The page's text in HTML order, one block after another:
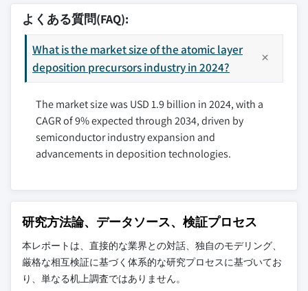
3.2.3 市場機会
3.2.3.1 より安全な前駆体代替品
3.2.3.2 技術プラットフォームの開発
3.3 成長可能性分析
3.4 規制環境
3.4.1 北米
3.4.2 欧州
3.4.3 アジア太平洋
3.4.4 ラテンアメリカ
3.5 ポーターの5フォース分析
3.6 PESTEL分析
3.7 価格動向
3.7.1 地域別
3.7.2 前駆体化学物質タイプ別
4.6.2 パートナーシップと提携
4.6.3 新製品発売
4.6.4 拡大計画
6.3 太陽光発電
6.4 医療機器とバイオメディカル用途
6.5 触媒とエネルギー用途
6.6 新興用途
7.2.2 カナダ
7.3 欧州
7.3.1 ドイツ
7.3.2 英国
7.3.3 フランス
7.3.4 スペイン
7.3.5 イタリア
7.3.6 欧州その他
7.4 アジア太平洋
7.4.2 インド
7.4.3 日本
7.4.4 オーストラリア
7.4.5 韓国
7.4.6 アジア太平洋その他
8.3 メルク
8.4 SK Materials
8.5 ADEKA
8.6 マテリオン
8.7 ASMインターナショナル
8.8 アプライド・マテリアルズ
8.9 ラム・リサーチ
8.10 東京エレクトロン
8.12 ストレム・ケミカルズ/アセンサス・スペシ
ャルティーズ
8.14 ピコスン
8.15 ベネック
よくある質問(FAQ):
What is the market size of the atomic layer
deposition precursors industry in 2024?
The market size was USD 1.9 billion in 2024, with a
CAGR of 9% expected through 2034, driven by
semiconductor industry expansion and
advancements in deposition technologies.
研究方法論、データソース、検証プロセス
本レポートは、直接的な業界との対話、独自のモデリング、
厳格な相互検証に基づく体系的な研究プロセスに基づいてお
り、単なる机上調査ではありません。